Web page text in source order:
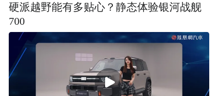
硬派越野能有多贴心？静态体验银河战舰
700